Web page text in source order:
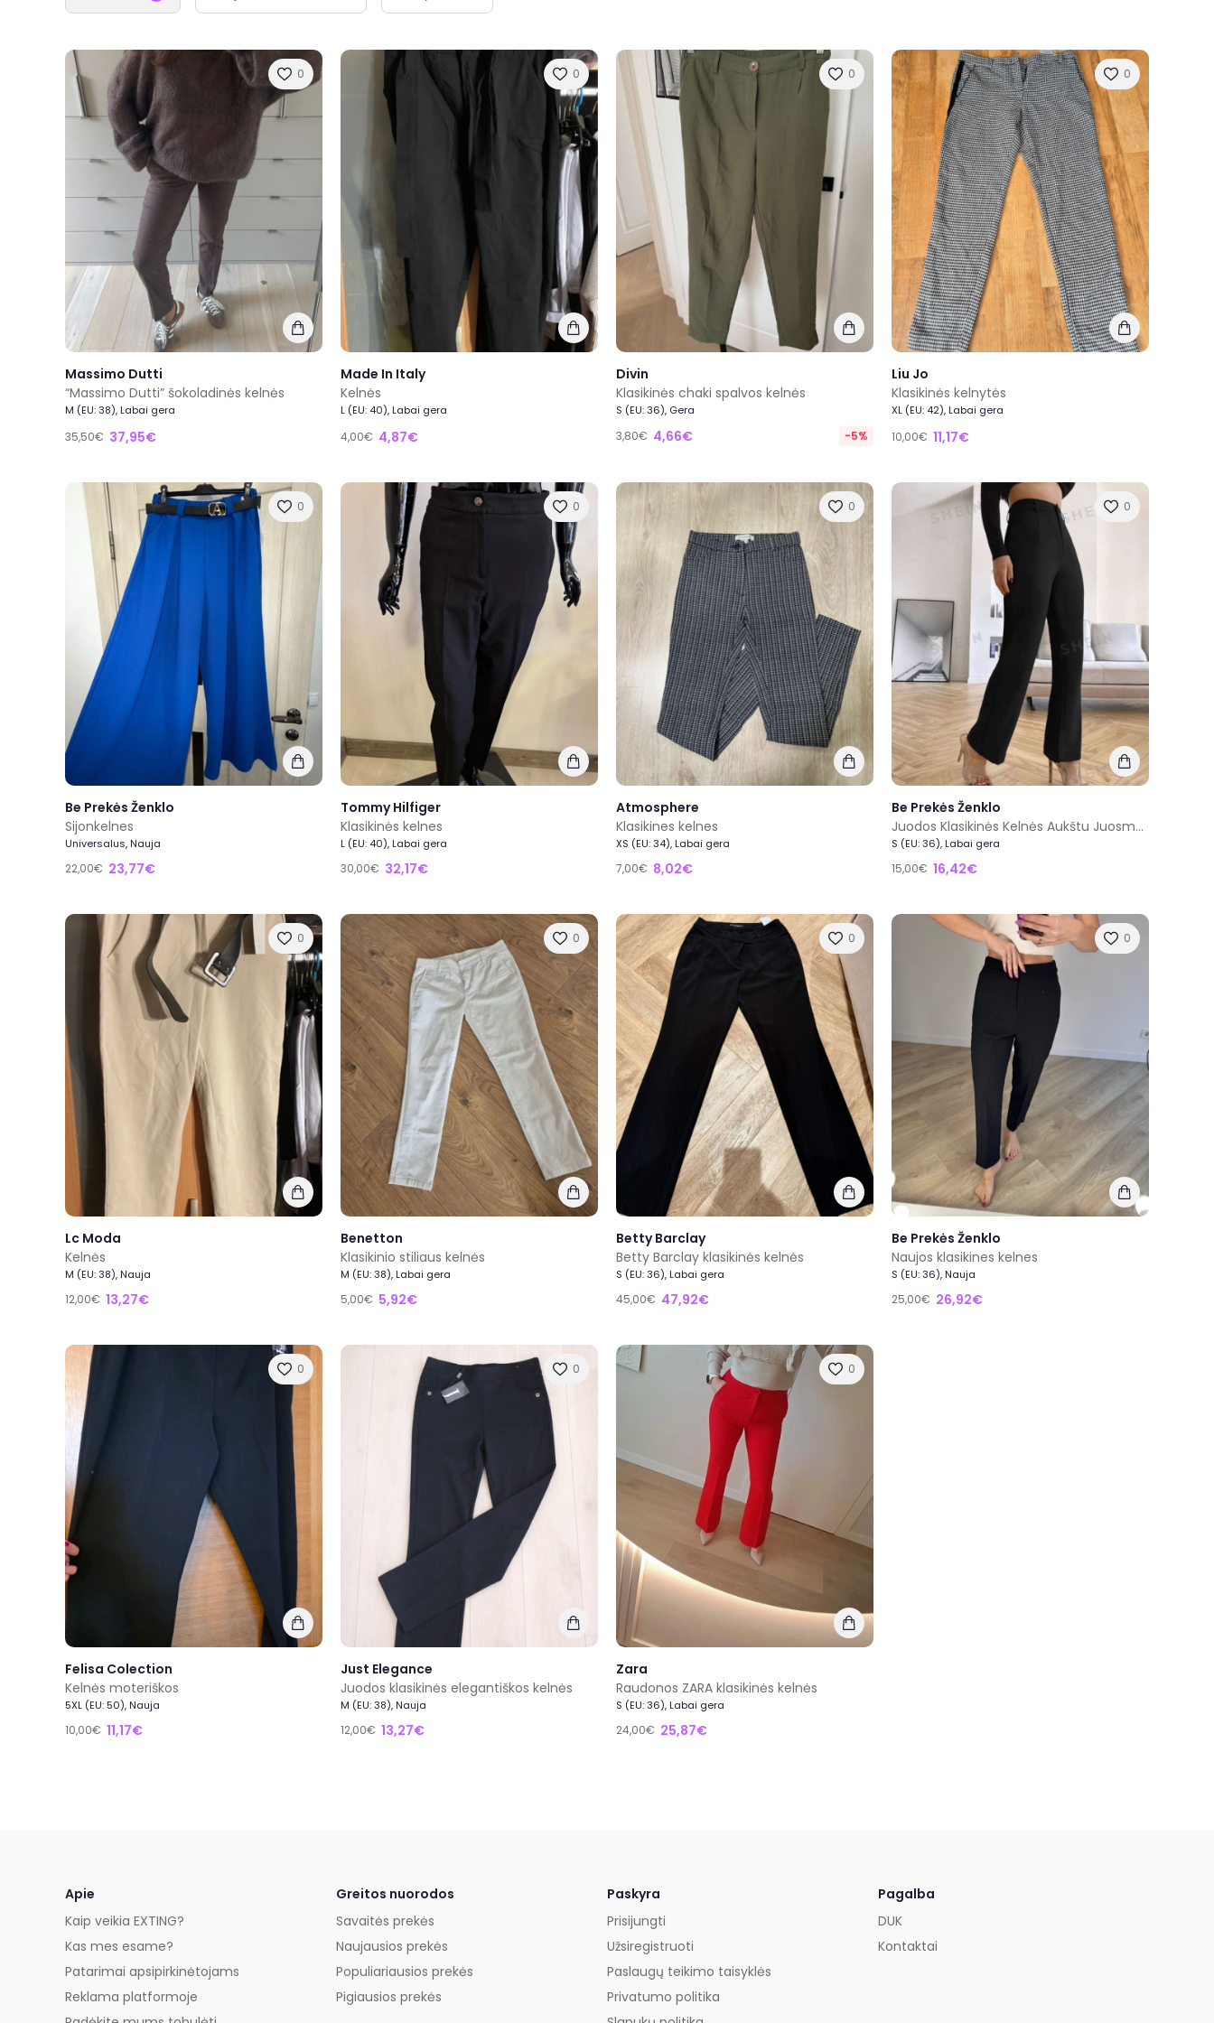
0
Massimo Dutti
“Massimo Dutti” šokoladinės kelnės
M (EU: 38), Labai gera
35,50€ 37,95€
0
Made In Italy
Kelnės
L (EU: 40), Labai gera
4,00€ 4,87€
0
Divin
Klasikinės chaki spalvos kelnės
S (EU: 36), Gera
3,80€ 4,66€ -5%
0
Liu Jo
Klasikinės kelnytės
XL (EU: 42), Labai gera
10,00€ 11,17€
0
Be Prekės Ženklo
Sijonkelnes
Universalus, Nauja
22,00€ 23,77€
0
Tommy Hilfiger
Klasikinės kelnes
L (EU: 40), Labai gera
30,00€ 32,17€
0
Atmosphere
Klasikines kelnes
XS (EU: 34), Labai gera
7,00€ 8,02€
0
Be Prekės Ženklo
Juodos Klasikinės Kelnės Aukštu Juosmeniu S/36
S (EU: 36), Labai gera
15,00€ 16,42€
0
Lc Moda
Kelnės
M (EU: 38), Nauja
12,00€ 13,27€
0
Benetton
Klasikinio stiliaus kelnės
M (EU: 38), Labai gera
5,00€ 5,92€
0
Betty Barclay
Betty Barclay klasikinės kelnės
S (EU: 36), Labai gera
45,00€ 47,92€
0
Be Prekės Ženklo
Naujos klasikines kelnes
S (EU: 36), Nauja
25,00€ 26,92€
0
Felisa Colection
Kelnės moteriškos
5XL (EU: 50), Nauja
10,00€ 11,17€
0
Just Elegance
Juodos klasikinės elegantiškos kelnės
M (EU: 38), Nauja
12,00€ 13,27€
0
Zara
Raudonos ZARA klasikinės kelnės
S (EU: 36), Labai gera
24,00€ 25,87€
Apie
Kaip veikia EXTING?
Kas mes esame?
Patarimai apsipirkinėtojams
Reklama platformoje
Greitos nuorodos
Savaitės prekės
Naujausios prekės
Populiariausios prekės
Pigiausios prekės
Paskyra
Prisijungti
Užsiregistruoti
Paslaugų teikimo taisyklės
Privatumo politika
Pagalba
DUK
Kontaktai